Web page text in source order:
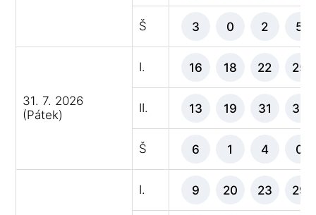
Š 3 0 2 5
31. 7. 2026
(Pátek)
I. 16 18 22 25
II. 13 19 31 32
Š 6 1 4 0
I. 9 20 23 29